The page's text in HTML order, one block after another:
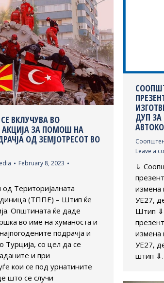
ВКЛУЧУВА ВО
АКЦИЈА ЗА ПОМОШ НА
ОД ЗЕМЈОТРЕСОТ ВО
February 8, 2023
Територијалната
(ТППЕ) – Штип ќе
Општината ќе даде
во име на хуманоста и
подрачја и
Турција, со цел да се
и при
кои се под урнатините
што се случи
ДУП ЗА
Leave a
⇓
измена
УЕ27,
Штип ⇓
измена
УЕ27,
штип